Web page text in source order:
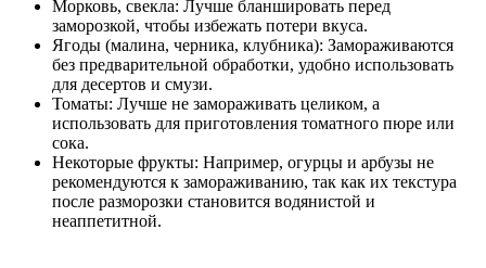
Морковь, свекла: Лучше бланшировать перед
заморозкой, чтобы избежать потери вкуса.
Ягоды (малина, черника, клубника): Замораживаются
без предварительной обработки, удобно использовать
для десертов и смузи.
Томаты: Лучше не замораживать целиком, а
использовать для приготовления томатного пюре или
сока.
Некоторые фрукты: Например, огурцы и арбузы не
рекомендуются к замораживанию, так как их текстура
после разморозки становится водянистой и
неаппетитной.